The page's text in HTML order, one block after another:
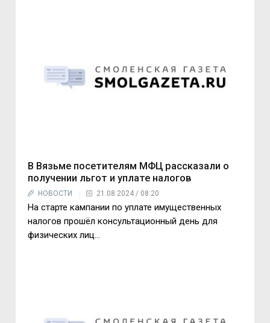
В Вязьме посетителям МФЦ рассказали о
получении льгот и уплате налогов
НОВОСТИ 21.08.2024 / 08:20
На старте кампании по уплате имущественных
налогов прошёл консультационный день для
физических лиц...